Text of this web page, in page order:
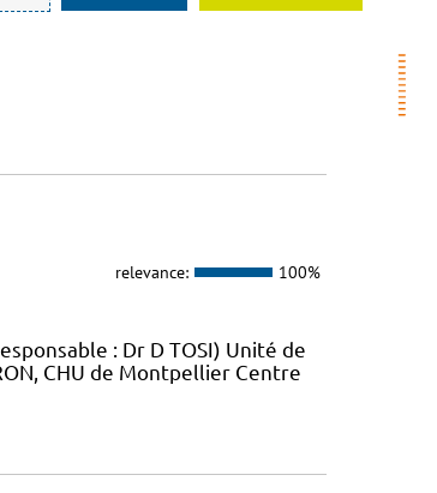
relevance: 100%
: Dr D TOSI) Unité de
CHU de Montpellier Centre